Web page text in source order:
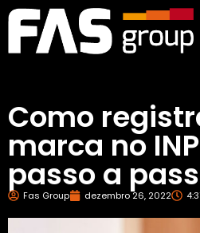
Como
marca no
passo a
Fas Group dezembro 26, 2022